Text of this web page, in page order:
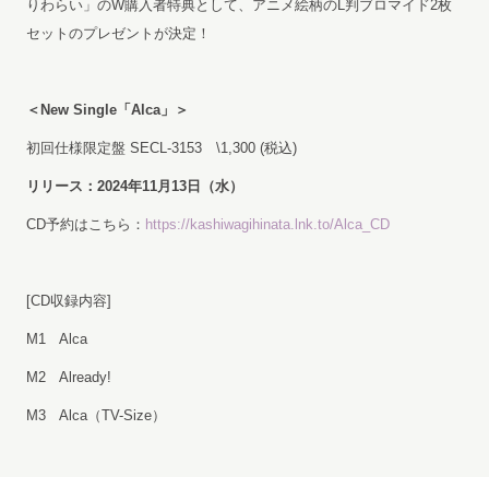
りわらい」のW購入者特典として、アニメ絵柄のL判ブロマイド2枚
セットのプレゼントが決定！
＜New Single「Alca」＞
初回仕様限定盤 SECL-3153 \1,300 (税込)
リリース：2024年11月13日（水）
CD予約はこちら： https://kashiwagihinata.lnk.to/Alca_CD
[CD収録内容]
M1 Alca
M2 Already!
M3 Alca（TV-Size）